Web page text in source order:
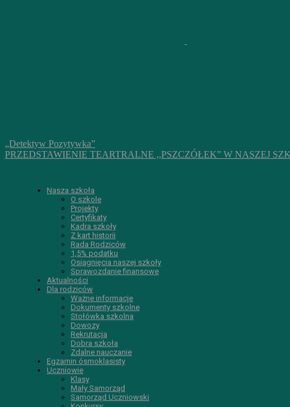
„Detektyw Pozytywka”
PRZEDSTAWIENIE TEARTRALNE ,,PSZCZÓŁEK” W NASZEJ
Nasza szkoła
O szkole
Projekty
Certyfikaty
Kadra szkoły
Z kart historii
Rada Rodziców
1,5% podatku
Osiągnięcia naszej szkoły
Sprawozdanie finansowe
Aktualności
Dla rodziców
Ważne informacje
Dokumenty szkolne
Stołówka szkolna
Dowozy
Rekrutacja
Dobra szkoła
Zdalne nauczanie
Egzamin ósmoklasisty
Uczniowie
Klasy
Mały Samorząd
Samorząd Uczniowski